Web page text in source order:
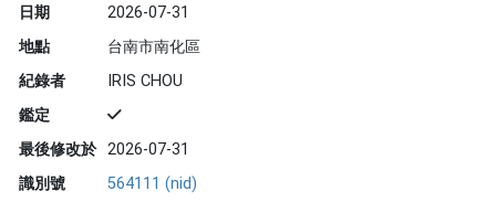
日期
2026-07-31
地點
台南市南化區
紀錄者
IRIS CHOU
鑑定
最後修改於 2026-07-31
識別號
564111 (nid)